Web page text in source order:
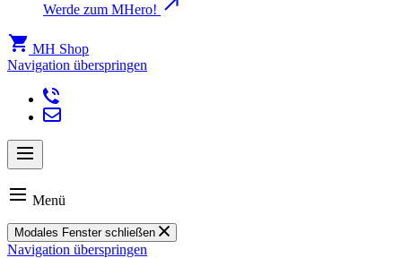
Werde zum MHero!
MH Shop
Navigation überspringen
Menü
Modales Fenster schließen
Navigation überspringen